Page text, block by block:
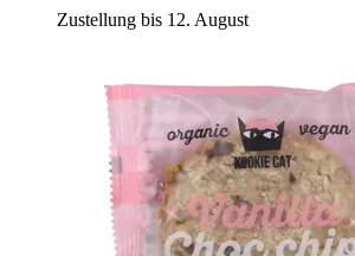
Zustellung bis 12. August